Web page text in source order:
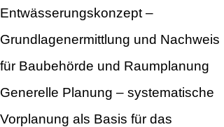
Entwässerungskonzept –
Grundlagenermittlung und Nachweis
für Baubehörde und Raumplanung
Generelle Planung – systematische
Vorplanung als Basis für das